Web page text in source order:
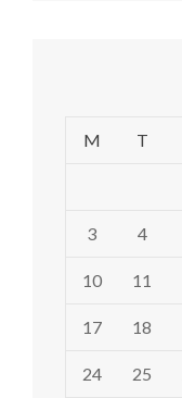
M T
3 4
10 11
17 18
24 25